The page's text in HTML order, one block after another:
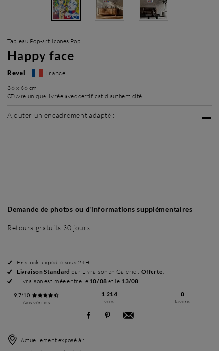
Tableau Pop-art Icones Pop
Happy face
Revel France
36 x 36 cm
Œuvre unique livrée avec certificat d'authenticité
Ajouter un encadrement adapté :
Demande de photos ou d'informations supplémentaires
Retours gratuits 30 jours
En stock, expédié sous 24H
Livraison Standard par Livraison en Galerie : Offerte.
Livraison estimée entre le 10/08 et le 13/08
9,7/10
Avis vérifiés
1 214
vues
0
favoris
Actuellement exposé à :